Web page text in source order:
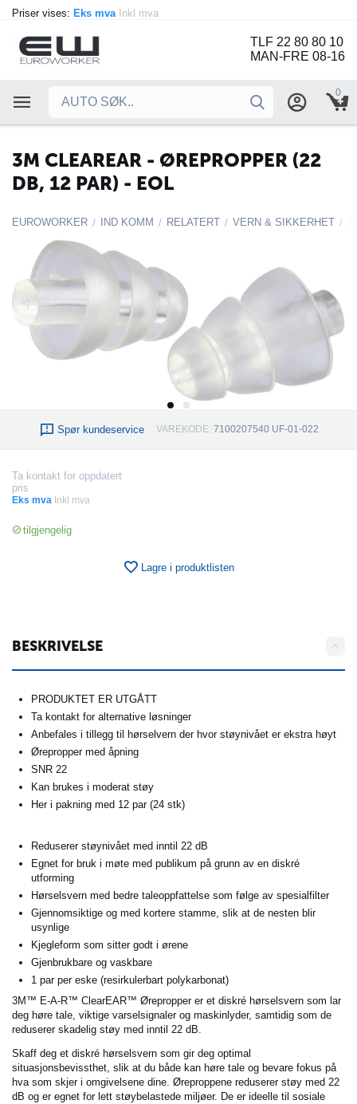
Priser vises: Eks mva Inkl mva
TLF 22 80 80 10
MAN-FRE 08-16
0
3M CLEAREAR - ØREPROPPER (22
DB, 12 PAR) - EOL
EUROWORKER / IND KOMM / RELATERT / VERN & SIKKERHET /
Spør kundeservice VAREKODE: 7100207540 UF-01-022
Ta kontakt for oppdatert
pris
Eks mva Inkl mva
tilgjengelig
Lagre i produktlisten
BESKRIVELSE
PRODUKTET ER UTGÅTT
Ta kontakt for alternative løsninger
Anbefales i tillegg til hørselvern der hvor støynivået er ekstra høyt
Ørepropper med åpning
SNR 22
Kan brukes i moderat støy
Her i pakning med 12 par (24 stk)
Reduserer støynivået med inntil 22 dB
Egnet for bruk i møte med publikum på grunn av en diskré
utforming
Hørselsvern med bedre taleoppfattelse som følge av spesialfilter
Gjennomsiktige og med kortere stamme, slik at de nesten blir
usynlige
Kjegleform som sitter godt i ørene
Gjenbrukbare og vaskbare
1 par per eske (resirkulerbart polykarbonat)
3M™ E-A-R™ ClearEAR™ Ørepropper er et diskré hørselsvern som lar
deg høre tale, viktige varselsignaler og maskinlyder, samtidig som de
reduserer skadelig støy med inntil 22 dB.
Skaff deg et diskré hørselsvern som gir deg optimal
situasjonsbevissthet, slik at du både kan høre tale og bevare fokus på
hva som skjer i omgivelsene dine. Øreproppene reduserer støy med 22
dB og er egnet for lett støybelastede miljøer. De er ideelle til sosiale